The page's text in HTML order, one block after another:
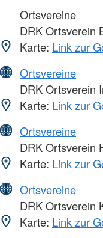
Ortsvereine
DRK Ortsverein
Karte: Link zur
Ortsvereine
DRK Ortsverein
Karte: Link zur
Ortsvereine
DRK Ortsverein
Karte: Link zur
Ortsvereine
DRK Ortsverein
Karte: Link zur